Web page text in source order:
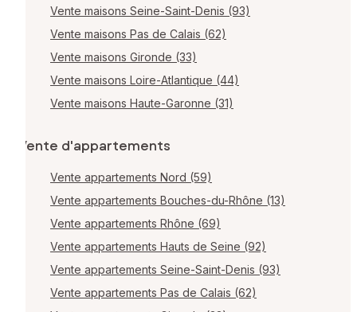
Vente maisons Seine-Saint-Denis (93)
Vente maisons Pas de Calais (62)
Vente maisons Gironde (33)
Vente maisons Loire-Atlantique (44)
Vente maisons Haute-Garonne (31)
Vente d'appartements
Vente appartements Nord (59)
Vente appartements Bouches-du-Rhône (13)
Vente appartements Rhône (69)
Vente appartements Hauts de Seine (92)
Vente appartements Seine-Saint-Denis (93)
Vente appartements Pas de Calais (62)